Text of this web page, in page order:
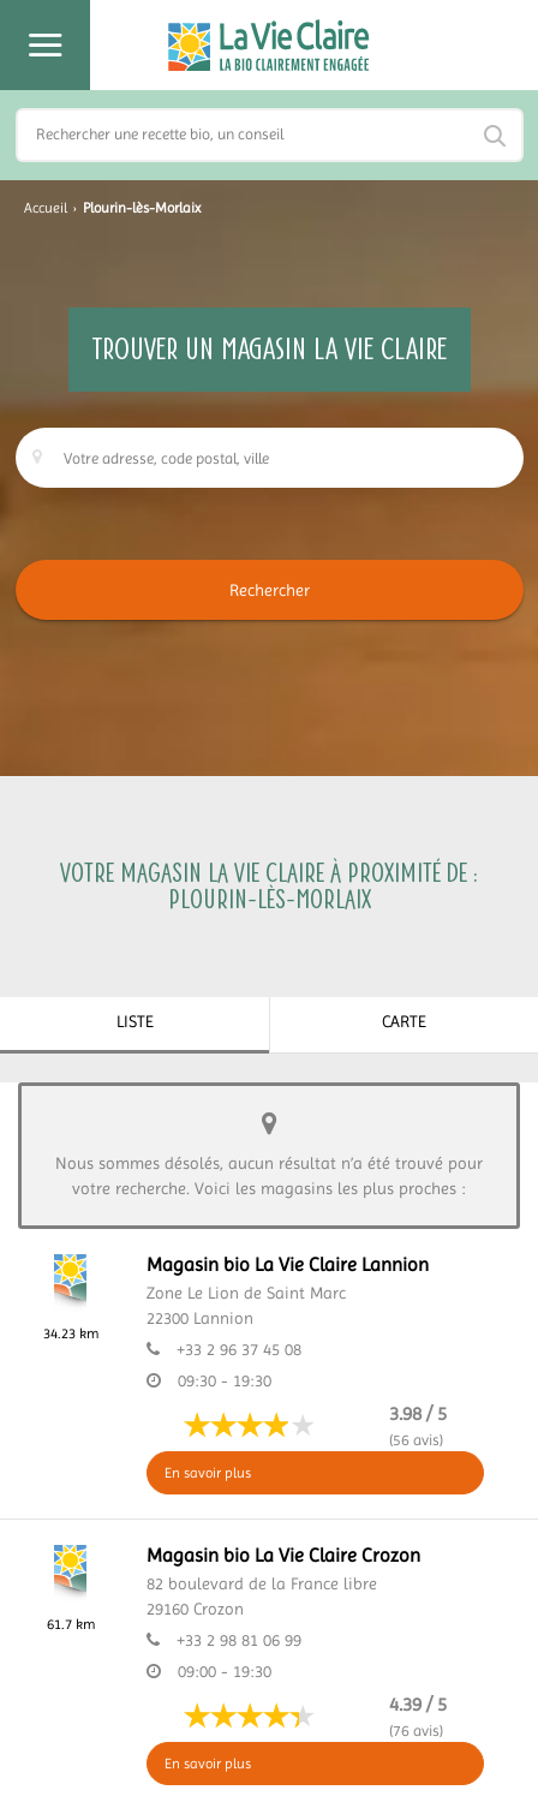
Accueil › Plourin-lès-Morlaix
TROUVER UN MAGASIN LA VIE CLAIRE
Rechercher
Votre magasin La Vie Claire à proximité de :
Plourin-lès-Morlaix
LISTE CARTE
Nous sommes désolés, aucun résultat n’a été trouvé pour
votre recherche. Voici les magasins les plus proches :
34.23 km
Magasin bio La Vie Claire Lannion
Zone Le Lion de Saint Marc
22300 Lannion
+33 2 96 37 45 08
09:30 - 19:30
3.98 / 5
(56 avis)
En savoir plus
61.7 km
Magasin bio La Vie Claire Crozon
82 boulevard de la France libre
29160 Crozon
+33 2 98 81 06 99
09:00 - 19:30
4.39 / 5
(76 avis)
En savoir plus